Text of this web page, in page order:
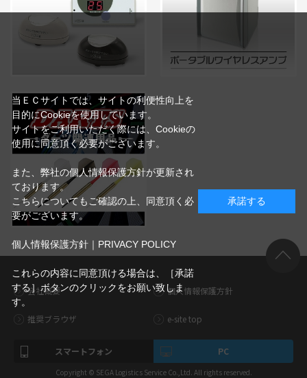
会社概要 個人情報保護方針
推奨ブラウザ e-site top
スマートフォン PC
Copyright © SEGA Logistics Service Co.,Ltd. All rights reserved.
当ＥＣサイトでは、サイトの利便性向上を
目的にCookieを使用しています。
サイトをご利用いただく際には、Cookieの
使用に同意頂く必要がございます。
また、弊社の個人情報保護方針が更新され
ております。
こちらについてもご確認の上、同意頂く必
要がございます。
個人情報保護方針｜PRIVACY POLICY
これらの内容に同意頂ける場合は、［承諾
する］ボタンのクリックをお願い致しま
す。
承諾する